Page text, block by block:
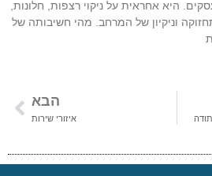
היא אחראית על ניקוי רצפות, חלונות,
וניקיון של המרחב. מהי חשיבותה של
הבא
איזורי שירות